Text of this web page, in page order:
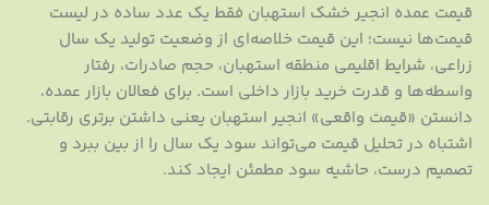
قیمت عمده انجیر خشک استهبان فقط یک عدد ساده در لیست
قیمت‌ها نیست؛ این قیمت خلاصه‌ای از وضعیت تولید یک سال
زراعی، شرایط اقلیمی منطقه استهبان، حجم صادرات، رفتار
واسطه‌ها و قدرت خرید بازار داخلی است. برای فعالان بازار عمده،
دانستن «قیمت واقعی» انجیر استهبان یعنی داشتن برتری رقابتی.
اشتباه در تحلیل قیمت می‌تواند سود یک سال را از بین ببرد و
تصمیم درست، حاشیه سود مطمئن ایجاد کند.